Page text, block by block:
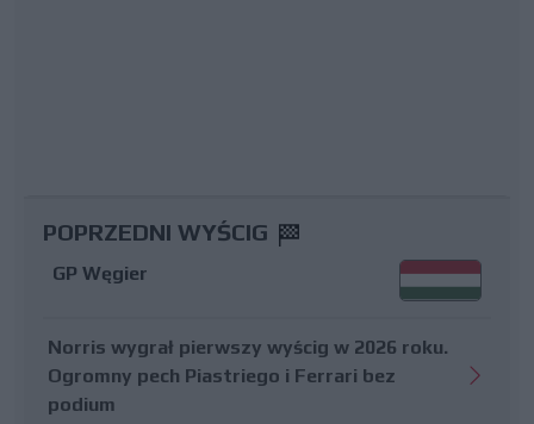
POPRZEDNI WYŚCIG
GP Węgier
Norris wygrał pierwszy wyścig w 2026 roku.
Ogromny pech Piastriego i Ferrari bez
podium